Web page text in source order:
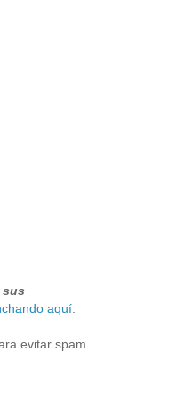
sus
aquí
evitar spam